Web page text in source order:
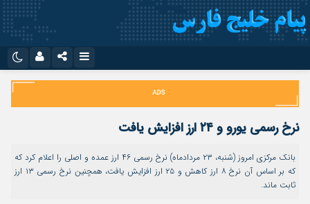
اینستاگرام
تلگرام
سروش
ایتا
نام کاربری یا نشانی ایمیل
رمز عبور
مرا به خاطر بسپار
نرخ رسمی یورو و ۲۴ ارز افزایش یافت
بانک مرکزی امروز (شنبه، ۲۳ مردادماه) نرخ رسمی ۴۶ ارز عمده و اصلی را اعلام کرد که
که بر اساس آن نرخ ۸ ارز کاهش و ۲۵ ارز افزایش یافت، همچنین نرخ رسمی ۱۳ ارز
ثابت ماند.